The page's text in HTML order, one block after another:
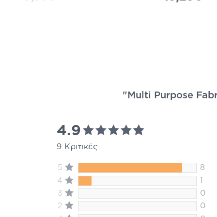
"Multi Purpose
4.9
9 Κριτικές
5
8
4
1
3
0
2
0